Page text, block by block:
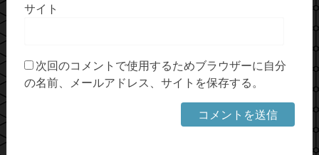
サイト
次回のコメントで使用するためブラウザーに自分
の名前、メールアドレス、サイトを保存する。